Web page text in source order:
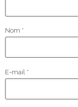
Nom *
E-mail *